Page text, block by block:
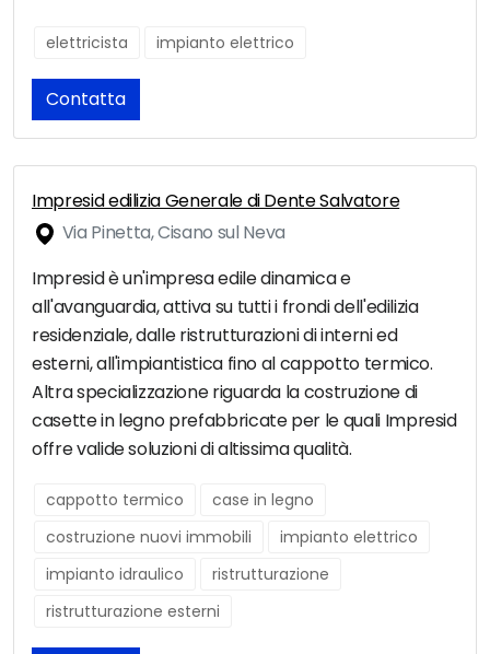
elettricista impianto elettrico
Contatta
Impresid edilizia Generale di Dente Salvatore
Via Pinetta, Cisano sul Neva
Impresid è un'impresa edile dinamica e
all'avanguardia, attiva su tutti i frondi dell'edilizia
residenziale, dalle ristrutturazioni di interni ed
esterni, all'impiantistica fino al cappotto termico.
Altra specializzazione riguarda la costruzione di
casette in legno prefabbricate per le quali Impresid
offre valide soluzioni di altissima qualità.
cappotto termico
case in legno
costruzione nuovi immobili
impianto elettrico
impianto idraulico
ristrutturazione
ristrutturazione esterni